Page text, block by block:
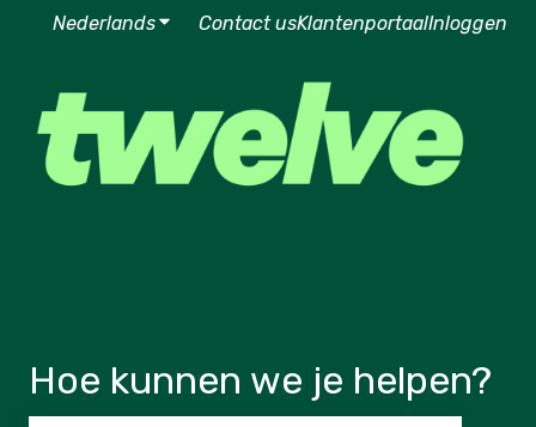
NederlandsSubmenu tonen voor vertalingen
Contact usKlantenportaalInloggen
Hoe kunnen we je helpen?